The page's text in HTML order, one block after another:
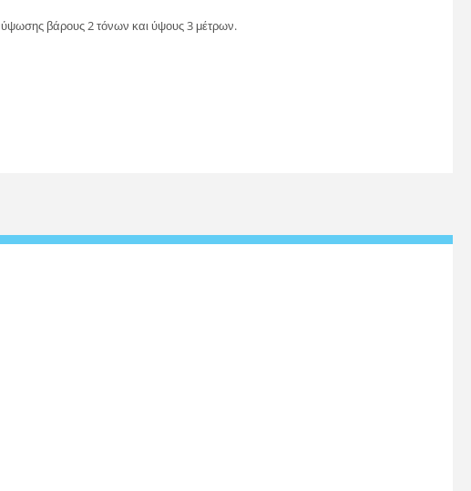
βάρους 2 τόνων και ύψους 3 μέτρων.